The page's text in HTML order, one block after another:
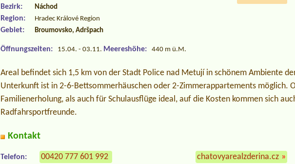
Bezirk: Náchod
Region: Hradec Králové Region
Gebiet: Broumovsko, Adršpach
Öffnungszeiten: 15.04. - 03.11. Meereshöhe: 440 m ü.M.
Areal befindet sich 1,5 km von der Stadt Police nad Metují in schönem Ambiente
Unterkunft ist in 2-6-Bettsommerhäuschen oder 2-Zimmerappartements möglich.
Familienerholung, als auch für Schulausflüge ideal, auf die Kosten kommen sich
Radfahrsportfreunde.
Kontakt
Telefon: 00420 777 601 992 chatovyarealzderina.cz »